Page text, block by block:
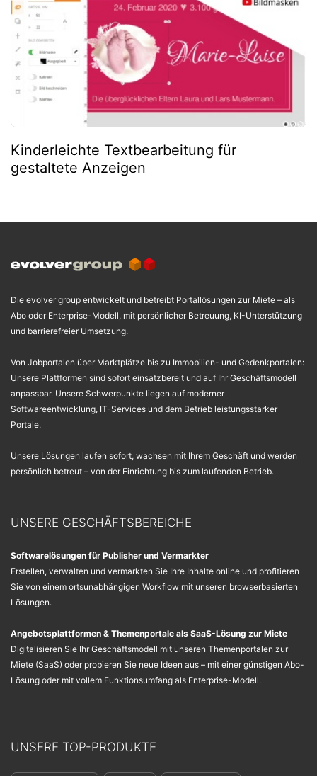
Kinderleichte Textbearbeitung für
gestaltete Anzeigen
Die evolver group entwickelt und betreibt Portallösungen zur Miete – als
Abo oder Enterprise-Modell, mit persönlicher Betreuung, KI-Unterstützung
und barrierefreier Umsetzung.
Von Jobportalen über Marktplätze bis zu Immobilien- und Gedenkportalen:
Unsere Plattformen sind sofort einsatzbereit und auf Ihr Geschäftsmodell
anpassbar. Unsere Schwerpunkte liegen auf moderner
Softwareentwicklung, IT-Services und dem Betrieb leistungsstarker
Portale.
Unsere Lösungen laufen sofort, wachsen mit Ihrem Geschäft und werden
persönlich betreut – von der Einrichtung bis zum laufenden Betrieb.
UNSERE GESCHÄFTSBEREICHE
Softwarelösungen für Publisher und Vermarkter
Erstellen, verwalten und vermarkten Sie Ihre Inhalte online und profitieren
Sie von einem ortsunabhängigen Workflow mit unseren browserbasierten
Lösungen.
Angebotsplattformen & Themenportale als SaaS-Lösung zur Miete
Digitalisieren Sie Ihr Geschäftsmodell mit unseren Themenportalen zur
Miete (SaaS) oder probieren Sie neue Ideen aus – mit einer günstigen Abo-
Lösung oder mit vollem Funktionsumfang als Enterprise-Modell.
UNSERE TOP-PRODUKTE